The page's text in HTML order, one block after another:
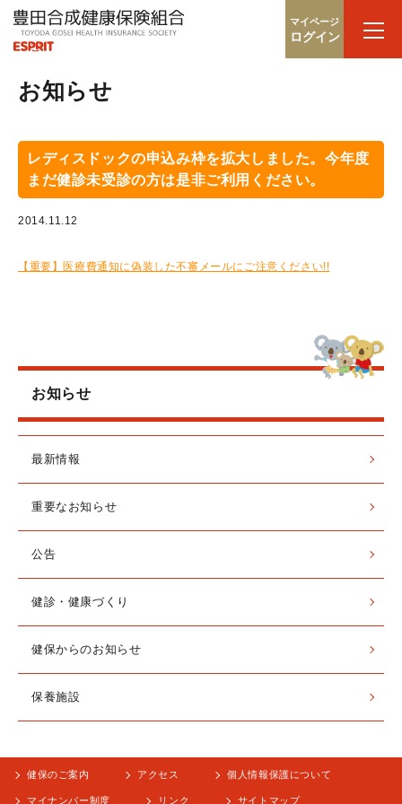
マイページ
ログイン
お知らせ
レディスドックの申込み枠を拡大しました。今年度
まだ健診未受診の方は是非ご利用ください。
2014.11.12
【重要】医療費通知に偽装した不審メールにご注意ください!!
お知らせ
最新情報
重要なお知らせ
公告
健診・健康づくり
健保からのお知らせ
保養施設
健保のご案内 アクセス 個人情報保護について
マイナンバー制度 リンク サイトマップ